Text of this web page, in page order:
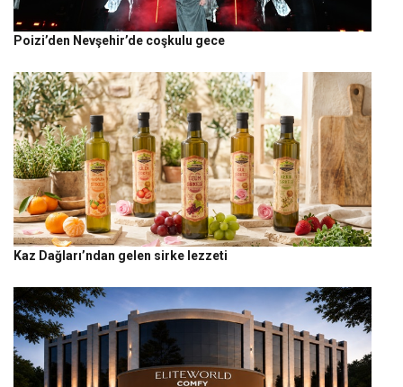
Poizi’den Nevşehir’de coşkulu gece
Kaz Dağları’ndan gelen sirke lezzeti